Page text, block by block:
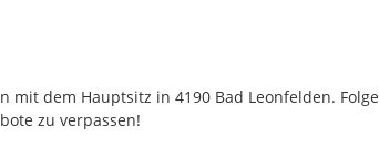
mit dem Hauptsitz in 4190 Bad Leonfelden. Folge
zu verpassen!